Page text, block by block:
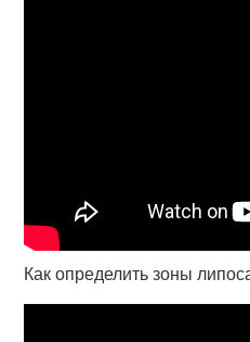
Как определить зоны